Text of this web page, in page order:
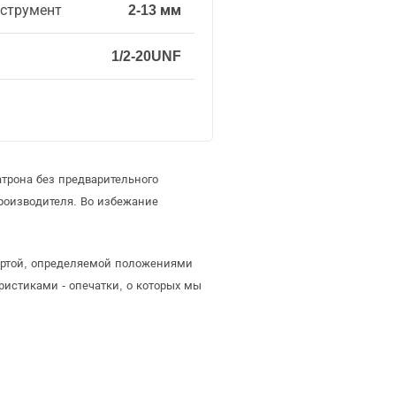
2-13 мм
1/2-20UNF
без предварительного
Во избежание
определяемой положениями
- опечатки, о которых мы